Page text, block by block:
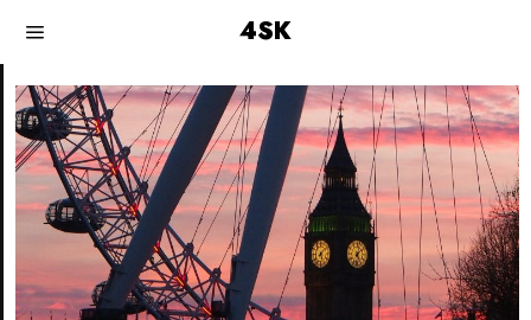
4SK